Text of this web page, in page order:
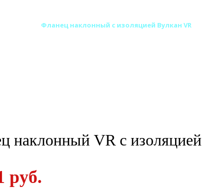
Фланец наклонный с изоляцией Вулкан VR
наклонный VR с изоляцией
руб.